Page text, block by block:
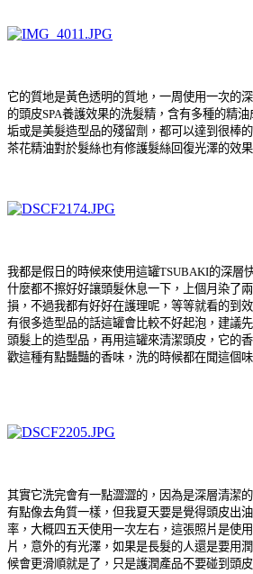
它的質地是黃色透明的質地，一周使用一次的
的頭皮SPA養護效果的洗髮精，含有多種的精
垢或是美髮造型品的殘留劑，都可以達到很棒
茶花精油對於髮絲也有修護髮絲回復光澤的效果
我都是假日的時候來使用這罐TSUBAKI的深層
什麼都不擦好好讓頭髮休息一下，上個月染了
損，不過我都有好好在護理呢，等等就看的到
有很多造型品的話這罐會比較不好起泡，建議
頭髮上的造型品，再用這罐來清潔頭皮，它的
歡這種有點豔豔的香味，洗的時候都在聞這個
其實它洗完會有一點澀澀的，因為是深層清潔
有點像去角質一樣，但我夏天要是覺得頭皮出
率，大概四五天使用一次左右，這張照片是使
片，意外的有光澤，如果是長髮的人還是要用
候會更滑順就是了，只是護潤產品不要碰到頭